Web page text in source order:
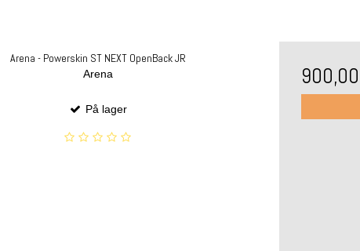
Arena - Powerskin ST NEXT OpenBack JR
Arena
På lager